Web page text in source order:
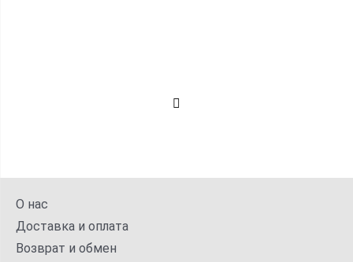
О нас
Доставка и оплата
Возврат и обмен